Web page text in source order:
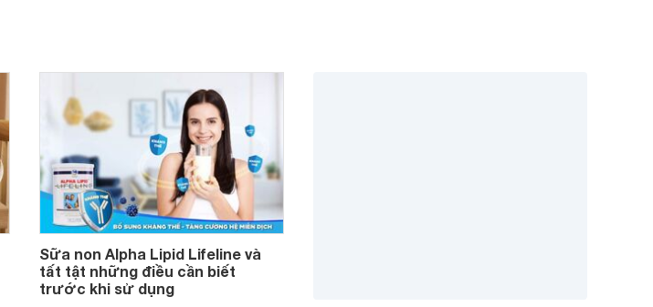
Sữa non Alpha Lipid Lifeline và
tất tật những điều cần biết
trước khi sử dụng